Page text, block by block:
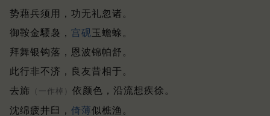
势藉兵须用，功无礼忽诸。
御鞍金騕袅， 宫砚玉蟾蜍。
拜舞银钩落，恩波锦帕舒。
此行非不济，良友昔相于。
去旆
（一作棹） 依颜色，沿流想疾徐。
沈绵疲井臼， 倚薄似樵渔。